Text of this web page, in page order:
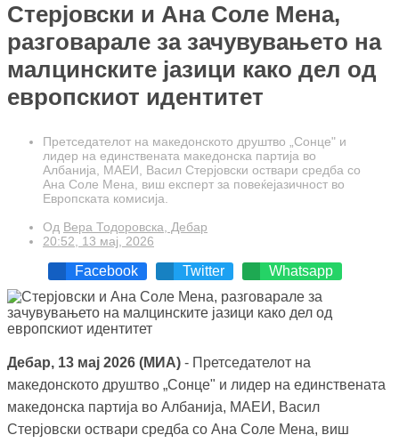
Стерјовски и Ана Соле Мена,
разговарале за зачувувањето на
малцинските јазици како дел од
европскиот идентитет
Претседателот на македонското друштво „Сонце" и
лидер на единствената македонска партија во
Албанија, МАЕИ, Васил Стерјовски оствари средба со
Ана Соле Мена, виш експерт за повеќејазичност во
Европската комисија.
Од Вера Тодоровска, Дебар
20:52, 13 мај, 2026
Facebook Twitter Whatsapp
Дебар, 13 мај 2026 (МИА) - Претседателот на
македонското друштво „Сонце" и лидер на единствената
македонска партија во Албанија, МАЕИ, Васил
Стерјовски оствари средба со Ана Соле Мена, виш